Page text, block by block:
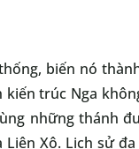
biến nó
trúc Nga
những thánh
Xô. Lịch sử đa